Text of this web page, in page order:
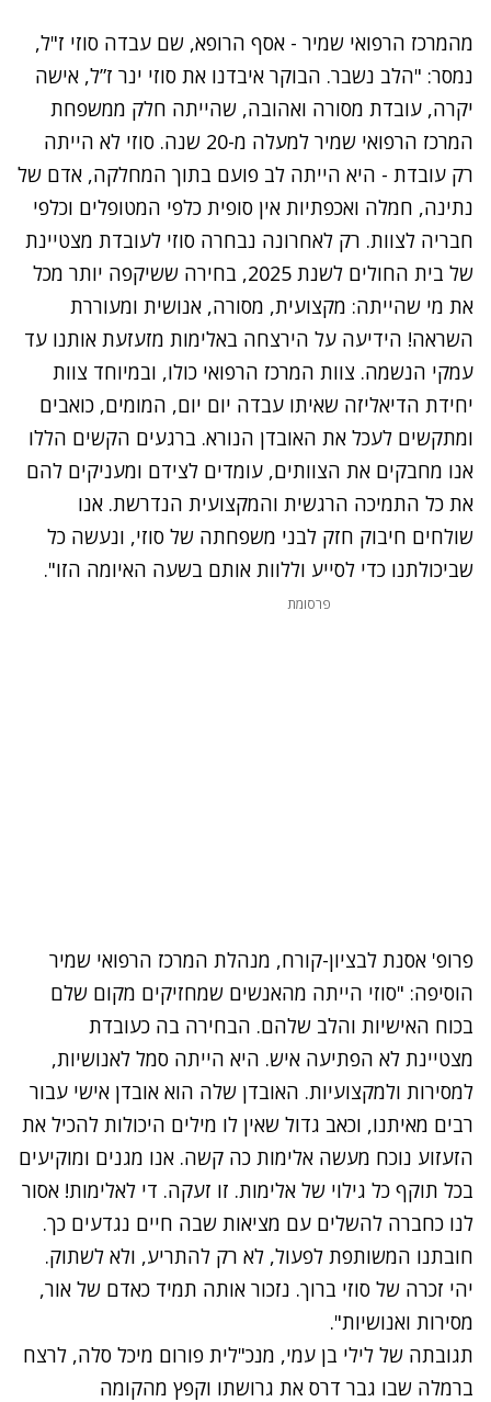
מהמרכז הרפואי שמיר - אסף הרופא, שם עבדה סוזי ז"ל,
נמסר: "הלב נשבר. הבוקר איבדנו את סוזי ינר ז”ל, אישה
יקרה, עובדת מסורה ואהובה, שהייתה חלק ממשפחת
המרכז הרפואי שמיר למעלה מ-20 שנה. סוזי לא הייתה
רק עובדת - היא הייתה לב פועם בתוך המחלקה, אדם של
נתינה, חמלה ואכפתיות אין סופית כלפי המטופלים וכלפי
חבריה לצוות. רק לאחרונה נבחרה סוזי לעובדת מצטיינת
של בית החולים לשנת 2025, בחירה ששיקפה יותר מכל
את מי שהייתה: מקצועית, מסורה, אנושית ומעוררת
השראה! הידיעה על הירצחה באלימות מזעזעת אותנו עד
עמקי הנשמה. צוות המרכז הרפואי כולו, ובמיוחד צוות
יחידת הדיאליזה שאיתו עבדה יום יום, המומים, כואבים
ומתקשים לעכל את האובדן הנורא. ברגעים הקשים הללו
אנו מחבקים את הצוותים, עומדים לצידם ומעניקים להם
את כל התמיכה הרגשית והמקצועית הנדרשת. אנו
שולחים חיבוק חזק לבני משפחתה של סוזי, ונעשה כל
שביכולתנו כדי לסייע וללוות אותם בשעה האיומה הזו".
פרסומת
פרופ' אסנת לבציון-קורח, מנהלת המרכז הרפואי שמיר
הוסיפה: "סוזי הייתה מהאנשים שמחזיקים מקום שלם
בכוח האישיות והלב שלהם. הבחירה בה כעובדת
מצטיינת לא הפתיעה איש. היא הייתה סמל לאנושיות,
למסירות ולמקצועיות. האובדן שלה הוא אובדן אישי עבור
רבים מאיתנו, וכאב גדול שאין לו מילים היכולות להכיל את
הזעזוע נוכח מעשה אלימות כה קשה. אנו מגנים ומוקיעים
בכל תוקף כל גילוי של אלימות. זו זעקה. די לאלימות! אסור
לנו כחברה להשלים עם מציאות שבה חיים נגדעים כך.
חובתנו המשותפת לפעול, לא רק להתריע, ולא לשתוק.
יהי זכרה של סוזי ברוך. נזכור אותה תמיד כאדם של אור,
מסירות ואנושיות".
תגובתה של לילי בן עמי, מנכ"לית פורום מיכל סלה, לרצח
ברמלה שבו גבר דרס את גרושתו וקפץ מהקומה